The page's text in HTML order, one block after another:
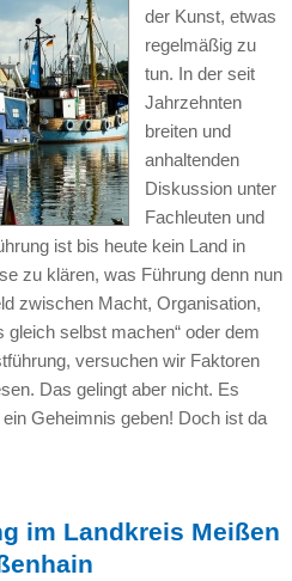
der Kunst, etwas
regelmäßig zu
tun. In der seit
Jahrzehnten
breiten und
anhaltenden
Diskussion unter
Fachleuten und
ist bis heute kein Land in
zu klären, was Führung denn nun
zwischen Macht, Organisation,
gleich selbst machen“ oder dem
versuchen wir Faktoren
Das gelingt aber nicht. Es
Geheimnis geben! Doch ist da
im Landkreis Meißen